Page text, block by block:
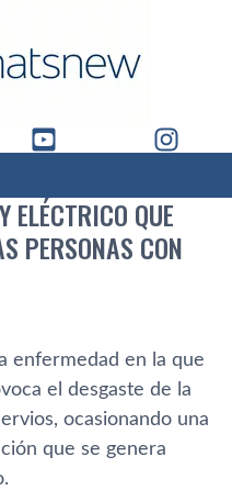
ELÉCTRICO QUE
PERSONAS CON
enfermedad en la que
el desgaste de la
ocasionando una
que se genera